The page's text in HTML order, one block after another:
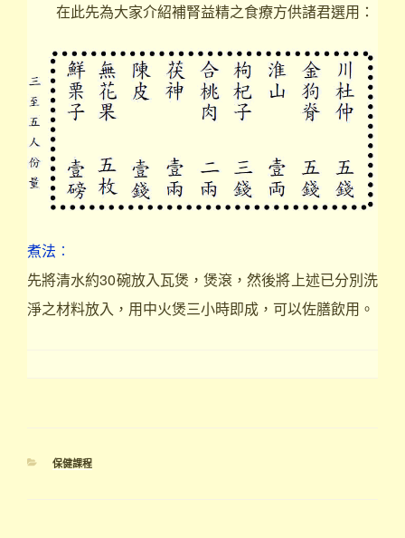
在此先為大家介紹補腎益精之食療方供諸君選用：
煮法︰
先將清水約30碗放入瓦煲，煲滾，然後將上述已分別洗
淨之材料放入，用中火煲三小時即成，可以佐膳飲用。
分
保健課程